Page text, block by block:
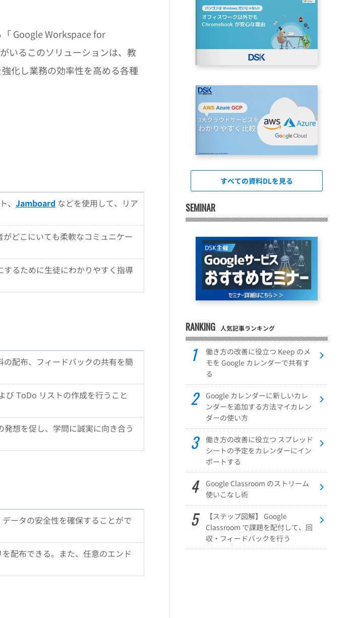
Google Workspace for
いるこのソリューションは、教
化し業務の効率性を高める各種
、 Jamboard などを使用して、リア
どこにいても柔軟なコミュニケー
るために生徒にわかりやすく指導
配布、フィードバックの共有を簡
び ToDo リストの作成を行うこと
想を促し、学問に誠実に向き合う
ータの安全性を確保することがで
配布できる。また、任意のエンド
すべての資料DLを見る
SEMINAR
RANKING 人気記事ランキング
働き方の改善に役立つ Keep のメ
モを Google カレンダーで共有す
る
Google カレンダーに新しいカレ
ンダーを追加する方法マイカレン
ダーの使い方
働き方の改善に役立つ スプレッド
シートの予定をカレンダーにイン
ポートする
Google Classroom のストリーム
使いこなし術
【ステップ図解】 Google
Classroom で課題を配付して、回
収・フィードバックを行う